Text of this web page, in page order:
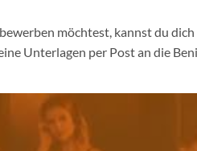
möchtest, kannst du
Unterlagen per Post an die